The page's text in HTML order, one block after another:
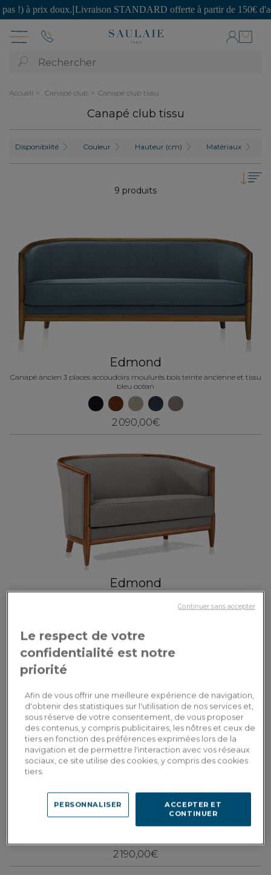
doux.|Livraison STANDARD offerte à partir de 150€ d'achat.|
Rechercher
Accueil Canapé club Canapé club tissu
Canapé club tissu
Disponibilité Couleur Hauteur (cm) Matériaux
9 produits
Edmond
Canapé ancien 3 places accoudoirs moulurés bois teinte ancienne et tissu
bleu océan
2 090,00€
Edmond
1 550,00€
Tivoli
Canapé design 2,5 places tissu velours bronze
2 190,00€
Le respect de votre
confidentialité est notre
priorité
Afin de vous offrir une meilleure expérience de navigation,
d'obtenir des statistiques sur l'utilisation de nos services et,
sous réserve de votre consentement, de vous proposer
des contenus, y compris publicitaires, les nôtres et ceux de
tiers en fonction des préférences exprimées lors de la
navigation et de permettre l'interaction avec vos réseaux
sociaux, ce site utilise des cookies, y compris des cookies
tiers.
ACCEPTER ET
CONTINUER
PERSONNALISER
Continuer sans accepter